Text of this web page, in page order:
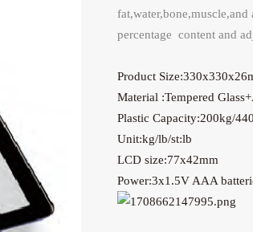
fat,water,
percentage content and
Product
Material :Tempered
Plastic Capacity:200kg/
Unit:kg/lb/st:lb
LCD size:77x42mm
Power:3x1.5V AAA